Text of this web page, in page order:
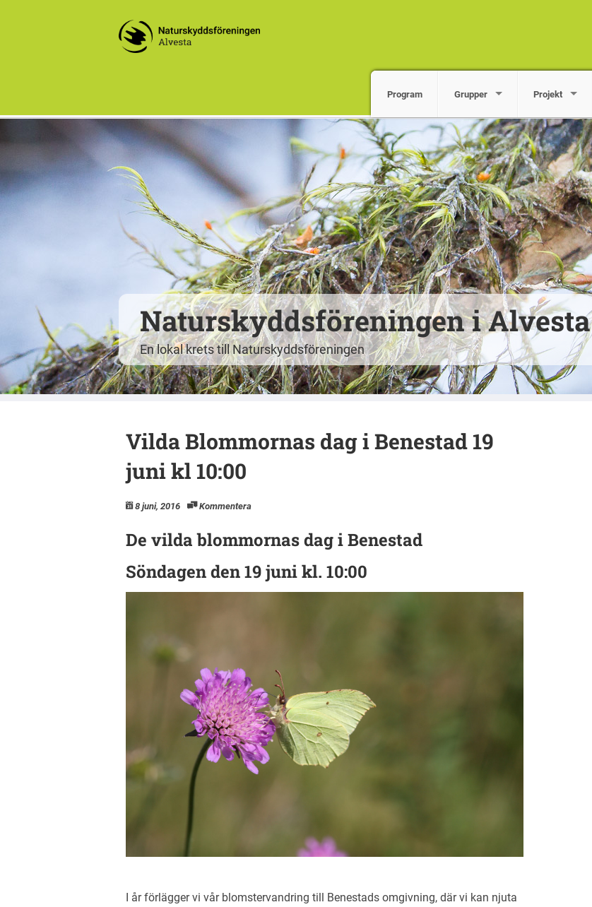
Program Grupper Projekt
Naturskyddsföreningen i Alvesta
En lokal krets till Naturskyddsföreningen
Vilda Blommornas dag i Benestad 19
juni kl 10:00
8 juni, 2016 Kommentera
De vilda blommornas dag i Benestad
Söndagen den 19 juni kl. 10:00
I år förlägger vi vår blomstervandring till Benestads omgivning, där vi kan njuta